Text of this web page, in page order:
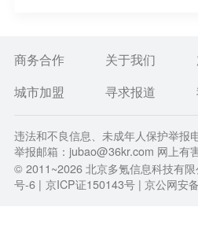
商务合作 关于我们
城市加盟
寻求报道
违法和不良信息、未成年人保护举报
举报邮箱：jubao@36kr.com 网上有
© 2011~2026北京多氪信息科技有限
号-6 | 京ICP证150143号 | 京公网安